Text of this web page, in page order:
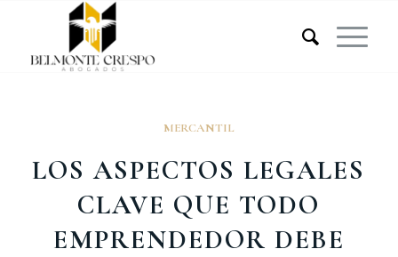
MERCANTIL
LOS ASPECTOS LEGALES
CLAVE QUE TODO
EMPRENDEDOR DEBE